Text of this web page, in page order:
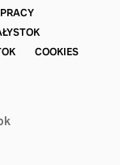
COOKIES